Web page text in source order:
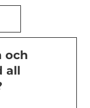
och
all